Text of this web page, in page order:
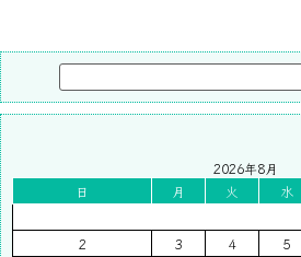
2026年8月
日
月 火 水
2
3 4 5